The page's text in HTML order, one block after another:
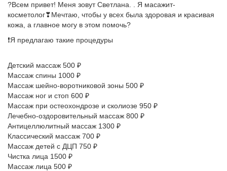
?Всем привет! Меня зовут Светлана. . Я масажит-
косметолог❣Мечтаю, чтобы у всех была здоровая и красивая
кожа, а главное могу в этом помочь?
❗Я предлагаю такие процедуры
Детский массаж 500 ₽
Массаж спины 1000 ₽
Массаж шейно-воротниковой зоны 500 ₽
Массаж ног и стоп 600 ₽
Массаж при остеохондрозе и сколиозе 950 ₽
Лечебно-оздоровительный массаж 800 ₽
Антицеллюлитный массаж 1300 ₽
Классический массаж 700 ₽
Массаж детей с ДЦП 750 ₽
Чистка лица 1500 ₽
Массаж лица 500 ₽